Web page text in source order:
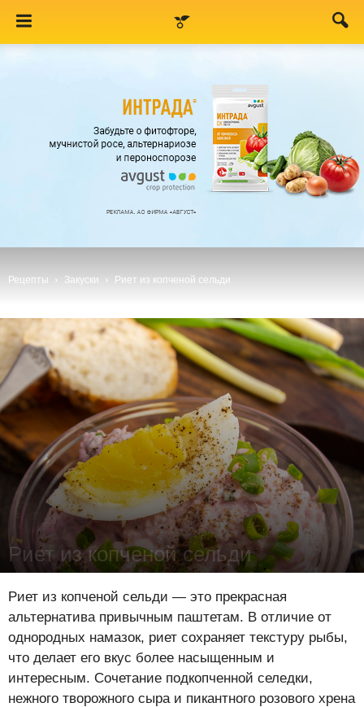
Рецепты Закуски Риет из копченой сельди
Риет из копченой сельди
Риет из копченой сельди — это прекрасная
альтернатива привычным паштетам. В отличие от
однородных намазок, риет сохраняет текстуру рыбы,
что делает его вкус более насыщенным и
интересным. Сочетание подкопченной селедки,
нежного творожного сыра и пикантного розового хрена